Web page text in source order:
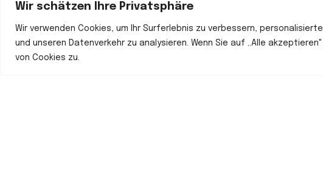
Wir schätzen Ihre Privatsphäre
Wir verwenden Cookies, um Ihr Surferlebnis zu verbessern,
und unseren Datenverkehr zu analysieren. Wenn Sie auf „Alle
von Cookies zu.